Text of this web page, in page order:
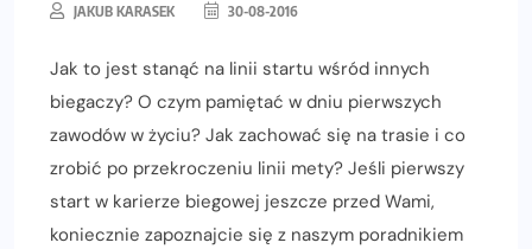
JAKUB KARASEK 30-08-2016
Jak to jest stanąć na linii startu wśród innych
biegaczy? O czym pamiętać w dniu pierwszych
zawodów w życiu? Jak zachować się na trasie i co
zrobić po przekroczeniu linii mety? Jeśli pierwszy
start w karierze biegowej jeszcze przed Wami,
koniecznie zapoznajcie się z naszym poradnikiem